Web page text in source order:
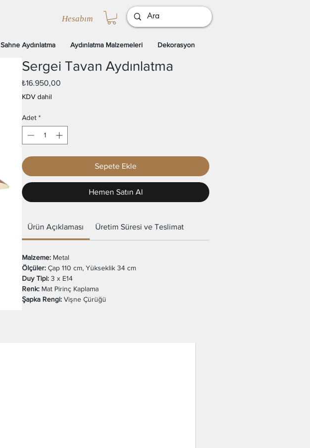
Hesabım
Sahne Aydınlatma Aydınlatma Malzemeleri Dekorasyon
Sergei Tavan Aydınlatma
₺16.950,00
KDV dahil
Adet *
Sepete Ekle
Hemen Satın Al
Ürün Açıklaması Üretim Süresi ve Teslimat
Malzeme: Metal
Ölçüler: Çap 110 cm, Yükseklik 34 cm
Duy Tipi: 3 x E14
Renk: Mat Pirinç Kaplama
Şapka Rengi: Vişne Çürüğü